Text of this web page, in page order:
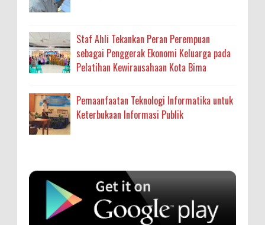
Staf Ahli Tekankan Peran Perempuan
sebagai Penggerak Ekonomi Keluarga pada
Pelatihan Kewirausahaan Kota Bima
Pemaanfaatan Teknologi Informatika untuk
Keterbukaan Informasi Publik
Anonymous
sumbu pdk nh org
SIGAPUAN dan Ikhtiar Kota Bima Menjemput
Korban Kekerasan
Oleh: MardiaturrahmahAdministrasi Kesehatan
Ahli Madya, Dinas Kesehatan... read more